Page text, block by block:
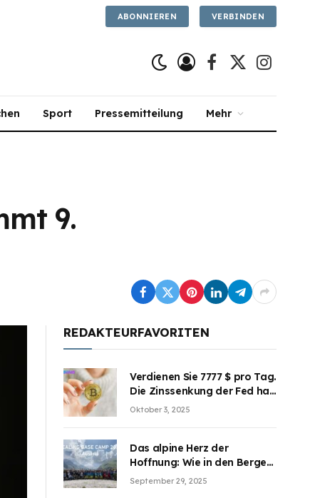
ABONNIEREN VERBINDEN
Facebook
X
Sport Pressemitteilung Mehr
9.
REDAKTEURFAVORITEN
Verdienen Sie 7777 $ pro Tag.
Die Zinssenkung der Fed hat
die Aufmerksamkeit des
teilzuhaben
Oktober 3, 2025
Das alpine Herz der
Hoffnung: Wie in den Bergen
Österreichs die unsichtbaren
September 29, 2025